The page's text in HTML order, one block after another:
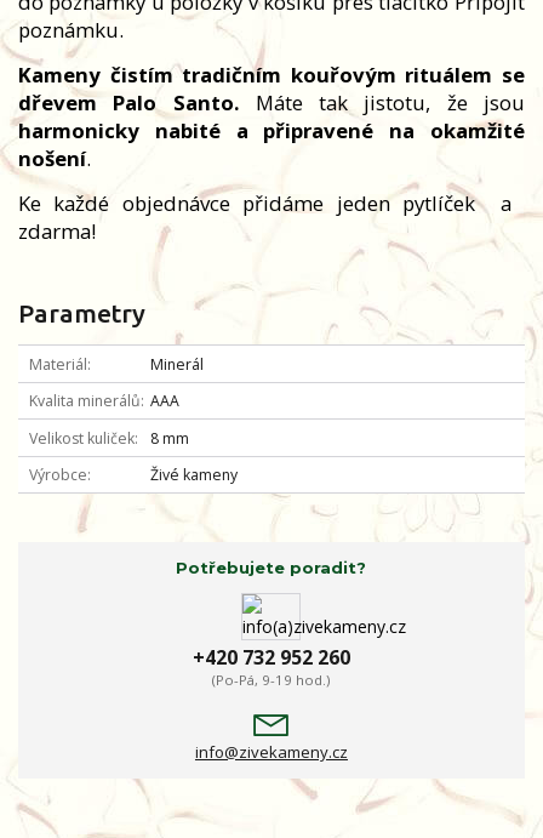
poznámku.
Kameny čistím tradičním kouřovým rituálem se
dřevem Palo Santo. Máte tak jistotu, že jsou
harmonicky nabité a připravené na okamžité
nošení.
Ke každé objednávce přidáme jeden pytlíček a
zdarma!
Parametry
Materiál
Minerál
Kvalita minerálů AAA
Velikost kuliček
8 mm
Výrobce
Živé kameny
Potřebujete poradit?
+420 732 952 260
(Po-Pá, 9-19 hod.)
info@zivekameny.cz